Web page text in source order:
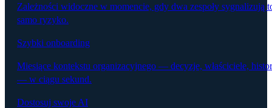
Zależności widoczne w momencie, gdy dwa zespoły sygnalizują
samo ryzyko.
Szybki onboarding
Miesiące kontekstu organizacyjnego — decyzje, właściciele,
— w ciągu sekund.
Dostosuj swoje AI